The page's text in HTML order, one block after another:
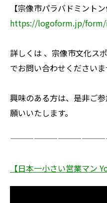
【宗像市パラバドミントン
https://logoform.jp/form/
詳しくは 、宗像市文化ス
でお問い合わせくださいま
興味のある方は、是非ご
願いいたします。
【日本一小さい営業マン